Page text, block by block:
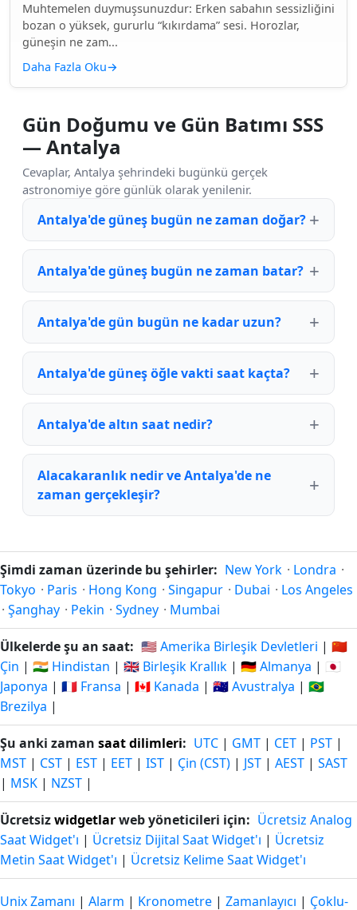
Muhtemelen duymuşsunuzdur: Erken sabahın sessizliğini
bozan o yüksek, gururlu “kıkırdama” sesi. Horozlar,
güneşin ne zam...
Daha Fazla Oku→
Gün Doğumu ve Gün Batımı SSS
— Antalya
Cevaplar, Antalya şehrindeki bugünkü gerçek
astronomiye göre günlük olarak yenilenir.
Antalya'de güneş bugün ne zaman doğar?
Antalya'de güneş bugün ne zaman batar?
Antalya'de gün bugün ne kadar uzun?
Antalya'de güneş öğle vakti saat kaçta?
Antalya'de altın saat nedir?
Alacakaranlık nedir ve Antalya'de ne
zaman gerçekleşir?
Şimdi zaman üzerinde bu şehirler: New York · Londra ·
Tokyo · Paris · Hong Kong · Singapur · Dubai · Los Angeles
· Şanghay · Pekin · Sydney · Mumbai
Ülkelerde şu an saat: 🇺🇸 Amerika Birleşik Devletleri | 🇨🇳
Çin | 🇮🇳 Hindistan | 🇬🇧 Birleşik Krallık | 🇩🇪 Almanya | 🇯🇵
Japonya | 🇫🇷 Fransa | 🇨🇦 Kanada | 🇦🇺 Avustralya | 🇧🇷
Brezilya |
Şu anki zaman saat dilimleri: UTC | GMT | CET | PST |
MST | CST | EST | EET | IST | Çin (CST) | JST | AEST | SAST
| MSK | NZST |
Ücretsizwidgetlarweb yöneticileri için: Ücretsiz Analog
Saat Widget'ı | Ücretsiz Dijital Saat Widget'ı | Ücretsiz
Metin Saat Widget'ı | Ücretsiz Kelime Saat Widget'ı
Unix Zamanı | Alarm | Kronometre | Zamanlayıcı | Çoklu-